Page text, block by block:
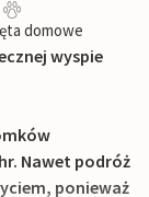
domowe
wyspie
Nawet podróż
ponieważ